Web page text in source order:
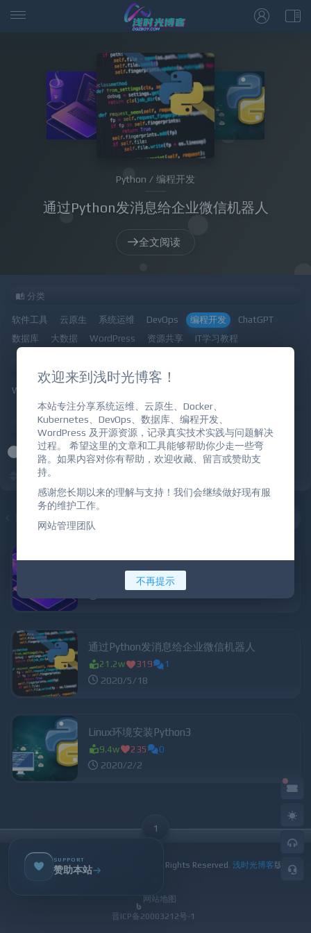
Python / 编程开发
通过Python发消息给企业微信机器人
全文阅读
分类
软件工具 云原生 系统运维 DevOps 编程开发
ChatGPT
数据库
大数据 WordPress 资源共享 IT学习教程
Web
价格
全部 免费 付费 VIP免费 VIP优惠
发布时间
使用Python向企业微信机器人发送天气信息的实现方法
221 8
通过Python发消息给企业微信机器人
21.2w 319 1
2020/5/18
Linux环境安装Python3
9.4w 235 0
2020/2/2
1
Copyright © 2019- 2026 dqzboy.com. All Rights Reserved. 浅时光博客版权所
网站地图
晋ICP备20003212号-1
SUPPORT
赞助本站
欢迎来到浅时光博客！
本站专注分享系统运维、云原生、Docker、
Kubernetes、DevOps、数据库、编程开发、
WordPress 及开源资源，记录真实技术实践与问题解决
过程。 希望这里的文章和工具能够帮助你少走一些弯
路。如果内容对你有帮助，欢迎收藏、留言或赞助支
持。
感谢您长期以来的理解与支持！我们会继续做好现有服
务的维护工作。
网站管理团队
不再提示